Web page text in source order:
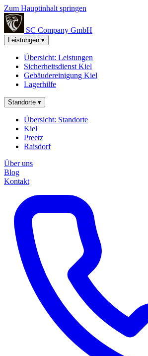
Zum Hauptinhalt springen
SC Company GmbH
Leistungen ▾
Übersicht: Leistungen
Sicherheitsdienst Kiel
Gebäudereinigung Kiel
Lagerhilfe
Standorte ▾
Übersicht: Standorte
Kiel
Preetz
Raisdorf
Über uns
Blog
Kontakt